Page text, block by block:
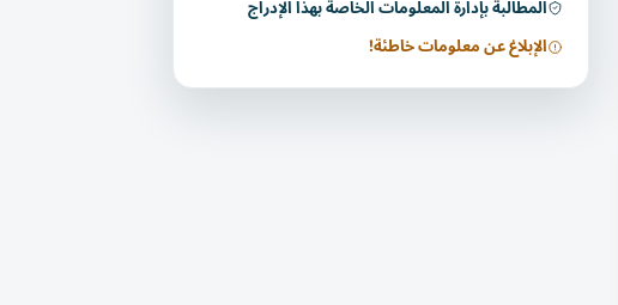
المطالبة بإدارة المعلومات الخاصة بهذا الإدراج
الإبلاغ عن معلومات خاطئة!